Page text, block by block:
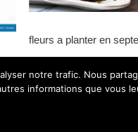
fleurs a planter en
notre trafic. Nous
informations que vous